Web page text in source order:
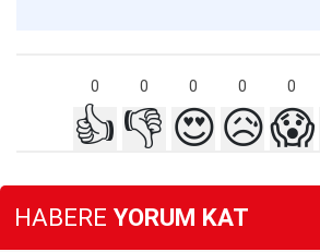
0 0 0 0 0
👍 👎 😍😥😱
HABERE YORUM KAT